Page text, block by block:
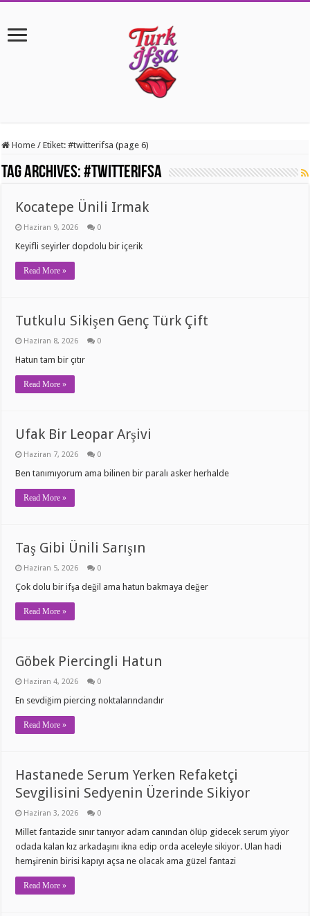
Home / Etiket:#twitterifsa (page 6)
Tag Archives:#twitterifsa
Kocatepe Ünili Irmak
Haziran 9, 2026 0
Keyifli seyirler dopdolu bir içerik
Read More »
Tutkulu Sikişen Genç Türk Çift
Haziran 8, 2026 0
Hatun tam bir çıtır
Read More »
Ufak Bir Leopar Arşivi
Haziran 7, 2026 0
Ben tanımıyorum ama bilinen bir paralı asker herhalde
Read More »
Taş Gibi Ünili Sarışın
Haziran 5, 2026 0
Çok dolu bir ifşa değil ama hatun bakmaya değer
Read More »
Göbek Piercingli Hatun
Haziran 4, 2026 0
En sevdiğim piercing noktalarındandır
Read More »
Hastanede Serum Yerken Refaketçi
Sevgilisini Sedyenin Üzerinde Sikiyor
Haziran 3, 2026 0
Millet fantazide sınır tanıyor adam canından ölüp gidecek serum yiyor
odada kalan kız arkadaşını ikna edip orda aceleyle sikiyor. Ulan hadi
hemşirenin birisi kapıyı açsa ne olacak ama güzel fantazi
Read More »